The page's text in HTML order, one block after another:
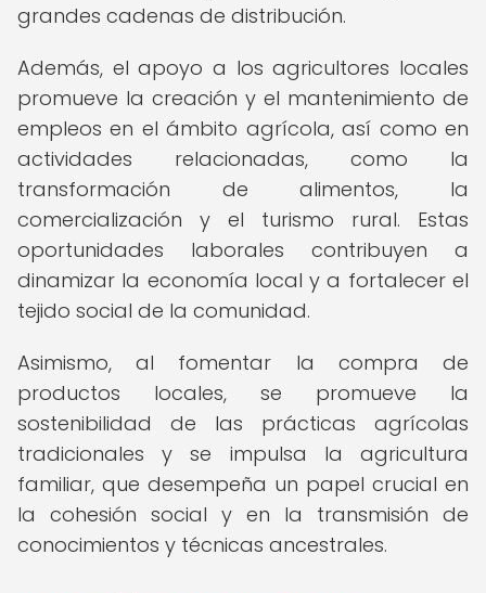
grandes cadenas de distribución.
Además, el apoyo a los agricultores locales
promueve la creación y el mantenimiento de
empleos en el ámbito agrícola, así como en
actividades relacionadas, como la
transformación de alimentos, la
comercialización y el turismo rural. Estas
oportunidades laborales contribuyen a
dinamizar la economía local y a fortalecer el
tejido social de la comunidad.
Asimismo, al fomentar la compra de
productos locales, se promueve la
sostenibilidad de las prácticas agrícolas
tradicionales y se impulsa la agricultura
familiar, que desempeña un papel crucial en
la cohesión social y en la transmisión de
conocimientos y técnicas ancestrales.